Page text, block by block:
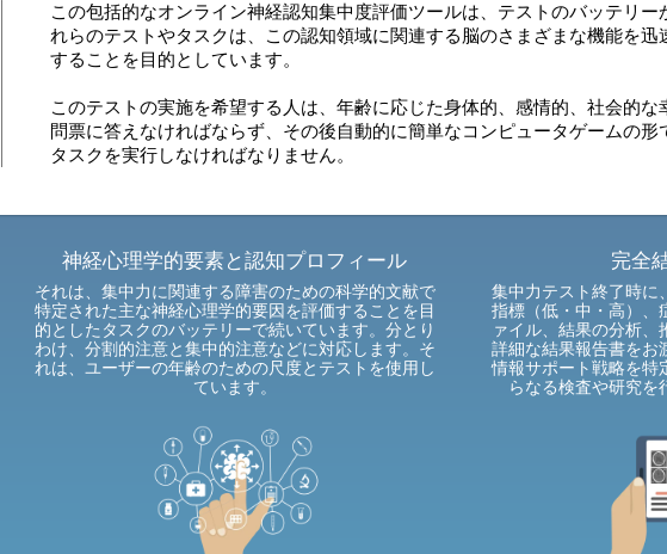
この包括的なオンライン神経認知集中度評価ツールは、テストのバッテリー
れらのテストやタスクは、この認知領域に関連する脳のさまざまな機能を迅
することを目的としています。
このテストの実施を希望する人は、年齢に応じた身体的、感情的、社会的
問票に答えなければならず、その後自動的に簡単なコンピュータゲームの形
タスクを実行しなければなりません。
神経心理学的要素と認知プロフィール
それは、集中力に関連する障害のための科学的文献で
特定された主な神経心理学的要因を評価することを目
的としたタスクのバッテリーで続いています。分とり
わけ、分割的注意と集中的注意などに対応します。そ
れは、ユーザーの年齢のための尺度とテストを使用し
ています。
完全
集中力テスト終了時に
指標（低・中・高）、
ァイル、結果の分析、
詳細な結果報告書をお
情報サポート戦略を特
らなる検査や研究を